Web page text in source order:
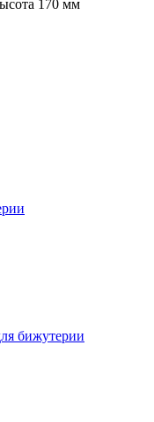
170 мм
бижутерии